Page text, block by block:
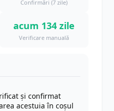
Confirmări (7 zile)
acum 134 zile
Verificare manuală
și confirmat
acestuia în coșul